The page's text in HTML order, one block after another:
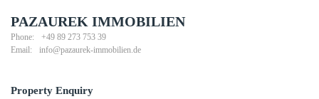
PAZAUREK IMMOBILIEN
Phone:
+49 89 273 753 39
Email:
info@pazaurek-immobilien.de
Property Enquiry